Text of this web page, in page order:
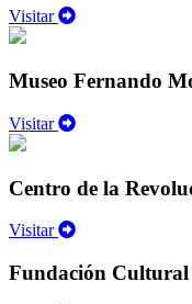
Visitar
Museo Fernando
Visitar
Centro de la
Visitar
Fundación Cultural